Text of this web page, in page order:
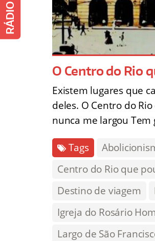
O Centro do Rio
Existem lugares que
deles. O Centro do
nunca me largou
Tags
Centro do Rio que
Destino de viagem
Igreja do Rosário
Largo de São
RÁDIO